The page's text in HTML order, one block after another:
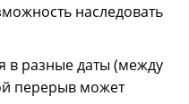
наследовать
в разные даты (между
перерыв может